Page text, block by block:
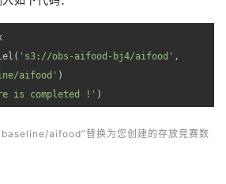
's3://obs-aifood-bj4/aifood'
aifood'
is completed !' )
aifood”替换为您创建的存放竞赛数